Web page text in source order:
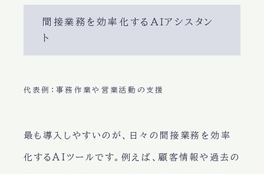
間接業務を効率化するAIアシスタン
ト
代表例：事務作業や営業活動の支援
最も導入しやすいのが、日々の間接業務を効率
化するAIツールです。例えば、顧客情報や過去の